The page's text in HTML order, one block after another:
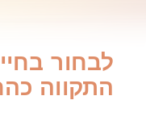
לבחור
התקווה